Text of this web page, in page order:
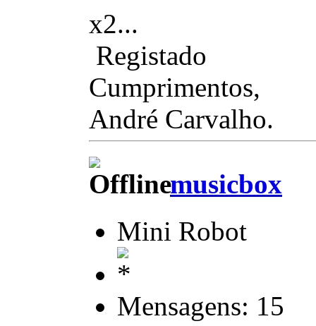
x2...
Registado
Cumprimentos,
André Carvalho.
musicbox
Mini Robot
Mensagens: 15